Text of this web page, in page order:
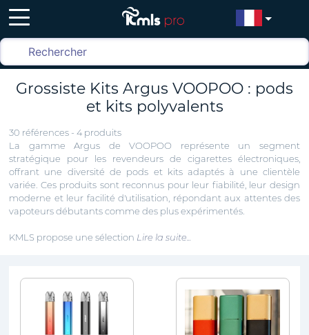
Grossiste Kits Argus VOOPOO : pods
et kits polyvalents
30 références - 4 produits
La gamme Argus de VOOPOO représente un segment
stratégique pour les revendeurs de cigarettes électroniques,
offrant une diversité de pods et kits adaptés à une clientèle
variée. Ces produits sont reconnus pour leur fiabilité, leur design
moderne et leur facilité d'utilisation, répondant aux attentes des
vapoteurs débutants comme des plus expérimentés.
KMLS propose une sélection Lire la suite...